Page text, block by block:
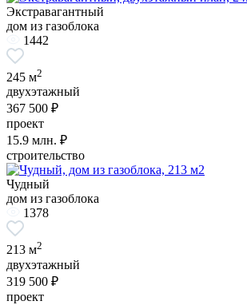
Экстравагантный
дом из газоблока
1442
245 м2
двухэтажный
367 500 ₽
проект
15.9 млн. ₽
строительство
Чудный
дом из газоблока
1378
213 м2
двухэтажный
319 500 ₽
проект